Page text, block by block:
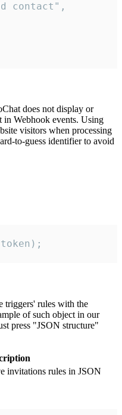
contact",
does not display or
in Webhook events. Using
visitors when processing
to-guess identifier to avoid
triggers' rules with the
of such object in our
press "JSON structure"
invitations rules in JSON